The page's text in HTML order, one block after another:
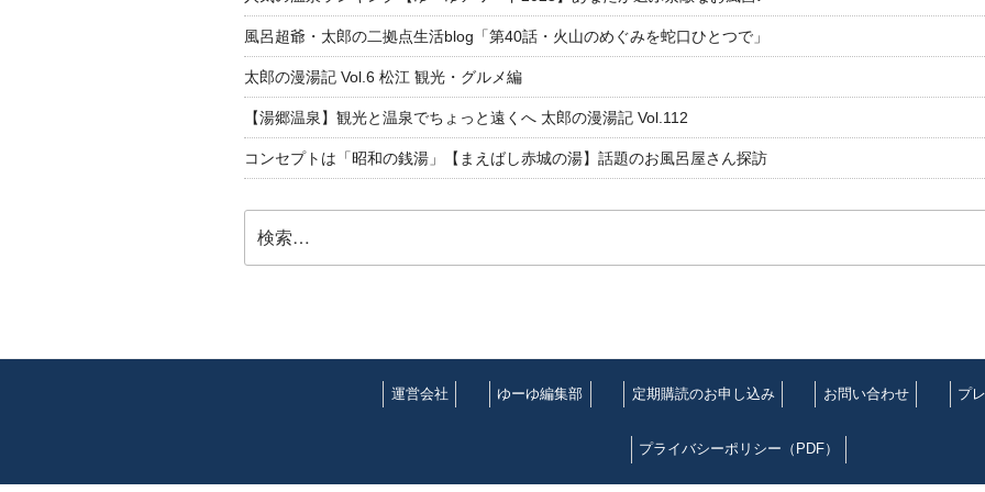
風呂超爺・太郎の二拠点生活blog「第40話・火山のめぐみを蛇口ひとつで」
太郎の漫湯記 Vol.6 松江 観光・グルメ編
【湯郷温泉】観光と温泉でちょっと遠くへ 太郎の漫湯記 Vol.112
コンセプトは「昭和の銭湯」【まえばし赤城の湯】話題のお風呂屋さん探訪
索:
運営会社 ゆーゆ編集部 定期購読のお申し込み お問い合わせ プ
プライバシーポリシー（PDF）